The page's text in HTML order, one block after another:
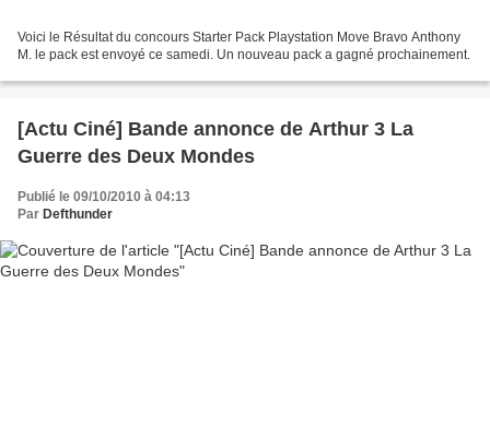
Voici le Résultat du concours Starter Pack Playstation Move Bravo Anthony
M. le pack est envoyé ce samedi. Un nouveau pack a gagné prochainement.
[Actu Ciné] Bande annonce de Arthur 3 La
Guerre des Deux Mondes
Publié le 09/10/2010 à 04:13
Par Defthunder